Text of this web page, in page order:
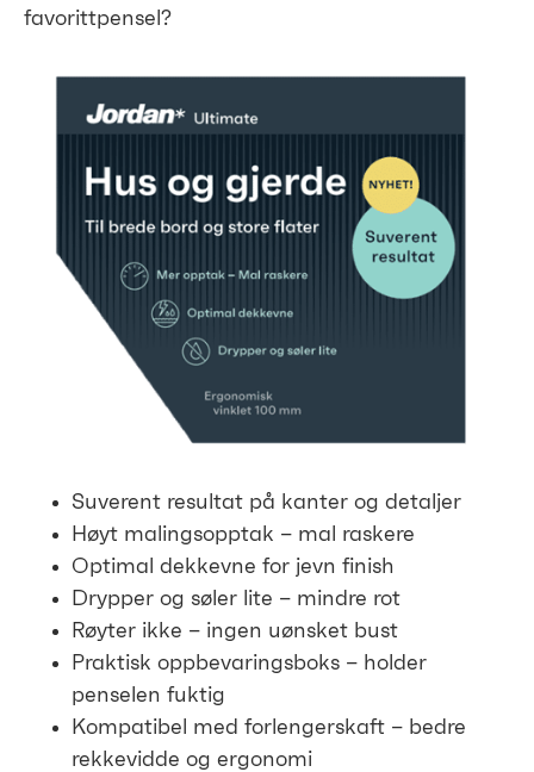
favorittpensel?
Suverent resultat på kanter og detaljer
Høyt malingsopptak – mal raskere
Optimal dekkevne for jevn finish
Drypper og søler lite – mindre rot
Røyter ikke – ingen uønsket bust
Praktisk oppbevaringsboks – holder
penselen fuktig
Kompatibel med forlengerskaft – bedre
rekkevidde og ergonomi